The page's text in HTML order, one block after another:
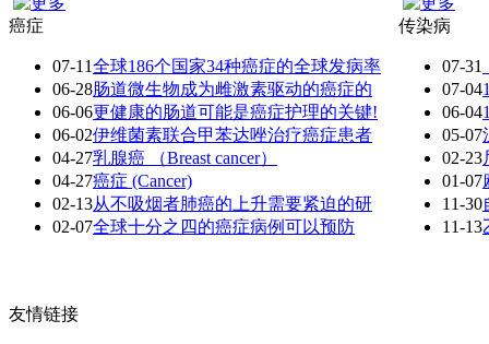
癌症
07-11全球186个国家34种癌症的全球发病率
06-28肠道微生物成为雌激素驱动的癌症的
06-06更健康的肠道可能是癌症护理的关键!
06-02伊维菌素联合甲苯达唑治疗癌症患者
04-27乳腺癌 （Breast cancer）
04-27癌症 (Cancer)
02-13从不吸烟者肺癌的上升需要紧迫的研
02-07全球十分之四的癌症病例可以预防
传染病
07-31
07-04
06-04
05-07
02-23
01-07
11-30
11-13
友情链接